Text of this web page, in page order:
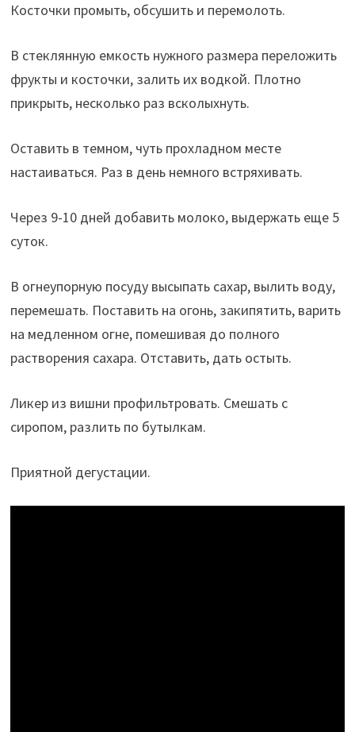
Косточки промыть, обсушить и перемолоть.
В стеклянную емкость нужного размера переложить
фрукты и косточки, залить их водкой. Плотно
прикрыть, несколько раз всколыхнуть.
Оставить в темном, чуть прохладном месте
настаиваться. Раз в день немного встряхивать.
Через 9-10 дней добавить молоко, выдержать еще 5
суток.
В огнеупорную посуду высыпать сахар, вылить воду,
перемешать. Поставить на огонь, закипятить, варить
на медленном огне, помешивая до полного
растворения сахара. Отставить, дать остыть.
Ликер из вишни профильтровать. Смешать с
сиропом, разлить по бутылкам.
Приятной дегустации.